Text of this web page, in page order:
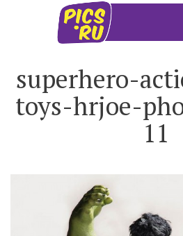
superhero-
toys-hrjoe-
11